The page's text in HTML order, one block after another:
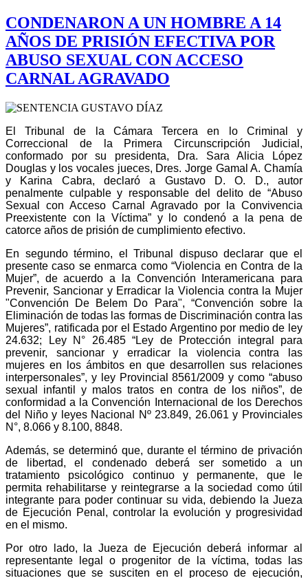
CONDENARON A UN HOMBRE A 14
AÑOS DE PRISIÓN EFECTIVA POR
ABUSO SEXUAL CON ACCESO
CARNAL AGRAVADO
El Tribunal de la Cámara Tercera en lo Criminal y
Correccional de la Primera Circunscripción Judicial,
conformado por su presidenta, Dra. Sara Alicia López
Douglas y los vocales jueces, Dres. Jorge Gamal A. Chamía
y Karina Cabra, declaró a Gustavo D. O. D., autor
penalmente culpable y responsable del delito de “Abuso
Sexual con Acceso Carnal Agravado por la Convivencia
Preexistente con la Víctima” y lo condenó a la pena de
catorce años de prisión de cumplimiento efectivo.
En segundo término, el Tribunal dispuso declarar que el
presente caso se enmarca como “Violencia en Contra de la
Mujer”, de acuerdo a la Convención Interamericana para
Prevenir, Sancionar y Erradicar la Violencia contra la Mujer
"Convención De Belem Do Para", “Convención sobre la
Eliminación de todas las formas de Discriminación contra las
Mujeres”, ratificada por el Estado Argentino por medio de ley
24.632; Ley N° 26.485 “Ley de Protección integral para
prevenir, sancionar y erradicar la violencia contra las
mujeres en los ámbitos en que desarrollen sus relaciones
interpersonales”, y ley Provincial 8561/2009 y como “abuso
sexual infantil y malos tratos en contra de los niños”, de
conformidad a la Convención Internacional de los Derechos
del Niño y leyes Nacional Nº 23.849, 26.061 y Provinciales
N°, 8.066 y 8.100, 8848.
Además, se determinó que, durante el término de privación
de libertad, el condenado deberá ser sometido a un
tratamiento psicológico continuo y permanente, que le
permita rehabilitarse y reintegrarse a la sociedad como útil
integrante para poder continuar su vida, debiendo la Jueza
de Ejecución Penal, controlar la evolución y progresividad
en el mismo.
Por otro lado, la Jueza de Ejecución deberá informar al
representante legal o progenitor de la víctima, todas las
situaciones que se susciten en el proceso de ejecución,